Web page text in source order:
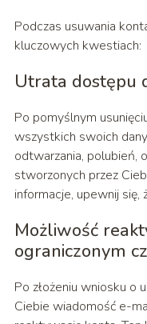
Podczas usuwania
kluczowych kwestiach:
Utrata dostępu
Po pomyślnym
wszystkich swoich
odtwarzania, polubień,
stworzonych przez
informacje, upewnij
Możliwość
ograniczonym
Po złożeniu wniosku o
Ciebie wiadomość e-